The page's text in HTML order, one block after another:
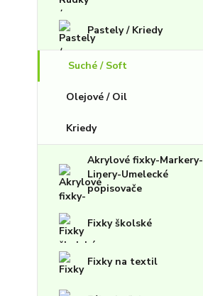
Pastely / Kriedy
Suché / Soft
Olejové / Oil
Kriedy
Akrylové fixky-Markery-
Linery-Umelecké
popisovače
Fixky školské
Fixky na textil